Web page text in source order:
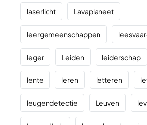
laserlicht Lavaplaneet
leergemeenschappen
leger Leiden leiderschap
lente leren letteren
leugendetectie Leuven